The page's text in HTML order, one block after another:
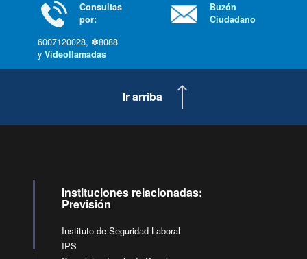
Consultas
por:
6007120028, ✽8088
y Videollamadas
Buzón
Ciudadano
Ir arriba
Instituciones relacionadas:
Previsión
Instituto de Seguridad Laboral
IPS